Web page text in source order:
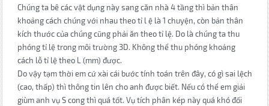
Chúng ta bê các vật dụng này sang căn nhà 4 tầng thì bản thân
khoảng cách chúng với nhau theo tỉ l ệ là 1 chuyện, còn bản thân
kích thước của chúng cũng phải ăn theo tỉ lệ. Do là chúng ta thu
phóng tỉ lệ trong môi trường 3D. Không thể thu phóng khoảng
cách lỗ tỉ lệ theo L (mm) được.
Do vậy tạm thời em cứ xài cái bước tính toán trên đây, có gì sai lệch
(cao, thấp) thì thông tin lên cho anh được biết. Nếu có thể em giải
giùm anh vụ S cong thì quá tốt. Vụ tích phân kép này quá khó đối